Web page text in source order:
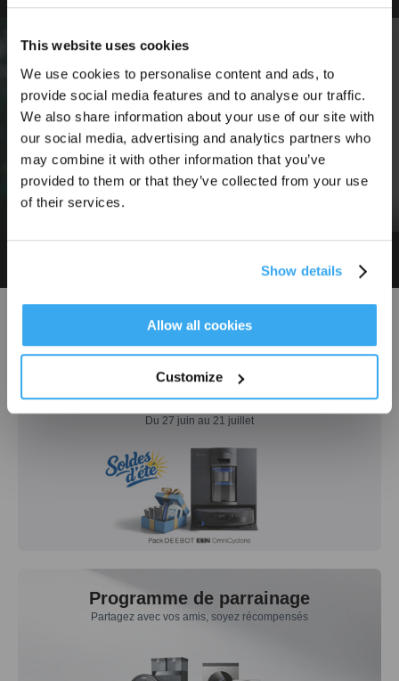
This website uses cookies
We use cookies to personalise content and ads, to
provide social media features and to analyse our traffic.
We also share information about your use of our site with
our social media, advertising and analytics partners who
may combine it with other information that you’ve
provided to them or that they’ve collected from your use
of their services.
Show details
Allow all cookies
Customize
Rejoignez le mouvement
Soldes d'été
Du 27 juin au 21 juillet
Programme de parrainage
Partagez avec vos amis, soyez récompensés
Inscrivez-vous et recevez
* Les nouveaux inscrits peuvent utiliser 3000 points pour obtenir une réduction de 30